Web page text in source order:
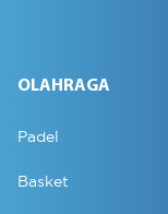
OLAHRAGA
Padel
Basket